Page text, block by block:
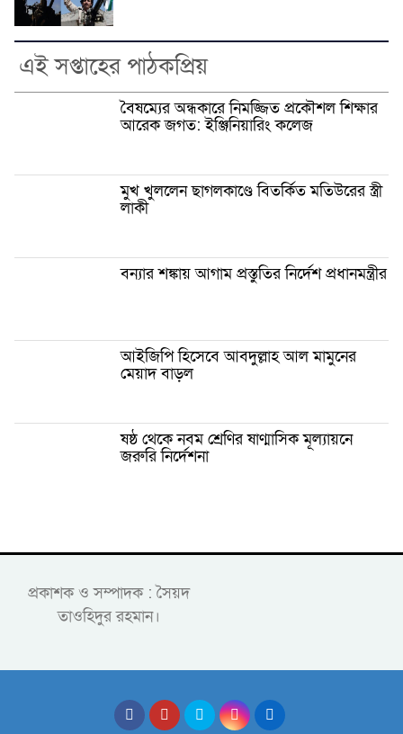
এই সপ্তাহের পাঠকপ্রিয়
বৈষম্যের অন্ধকারে নিমজ্জিত প্রকৌশল শিক্ষার
আরেক জগত: ইঞ্জিনিয়ারিং কলেজ
মুখ খুললেন ছাগলকাণ্ডে বিতর্কিত মতিউরের স্ত্রী
লাকী
বন্যার শঙ্কায় আগাম প্রস্তুতির নির্দেশ প্রধানমন্ত্রীর
আইজিপি হিসেবে আবদুল্লাহ আল মামুনের
মেয়াদ বাড়ল
ষষ্ঠ থেকে নবম শ্রেণির ষাণ্মাসিক মূল্যায়নে
জরুরি নির্দেশনা
প্রকাশক ও সম্পাদক : সৈয়দ
তাওহিদুর রহমান।